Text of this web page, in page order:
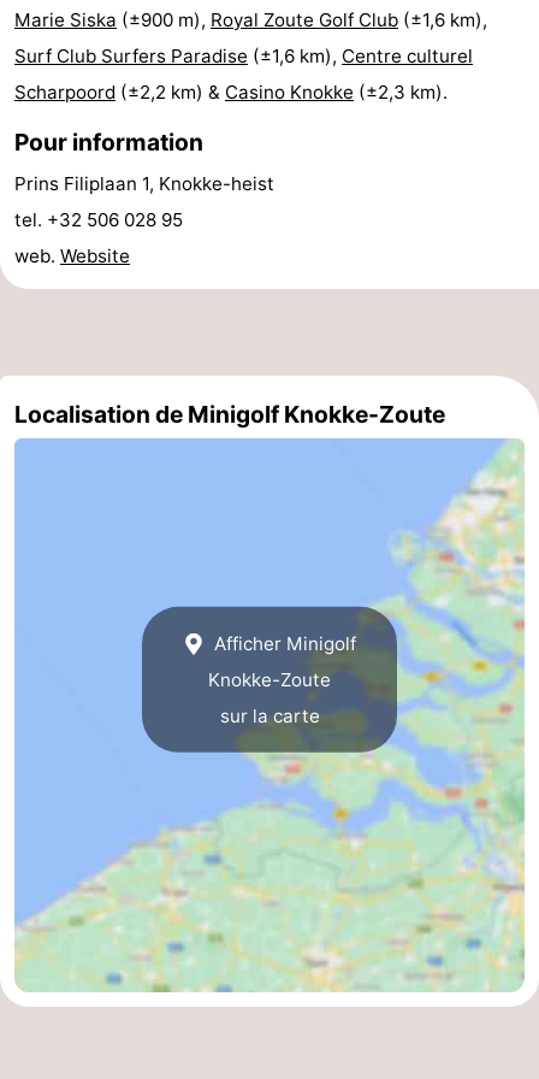
Piscines
-
Faire
du
-
Randonnée
-
Équitation
Terrains
-
Sportive
Equitation
Glossopètre
Stationnement
Médicales
Région
Zeeland
Walcheren
Marie Siska (±900 m), Royal Zoute Golf Club (±1,6 km),
Surf Club Surfers Paradise (±1,6 km), Centre culturel
Scharpoord (±2,2 km) & Casino Knokke (±2,3 km).
Pour information
Prins Filiplaan 1, Knokke-heist
tel. +32 506 028 95
web. Website
Localisation de Minigolf Knokke-Zoute
Afficher Minigolf
Knokke-Zoute
sur la carte